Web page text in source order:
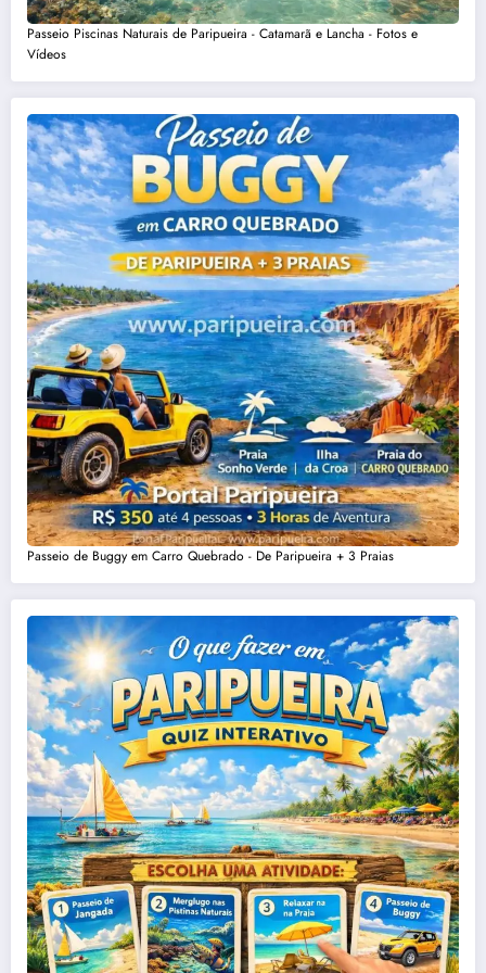
Passeio Piscinas Naturais de Paripueira - Catamarã e Lancha - Fotos e
Vídeos
Passeio de Buggy em Carro Quebrado - De Paripueira + 3 Praias